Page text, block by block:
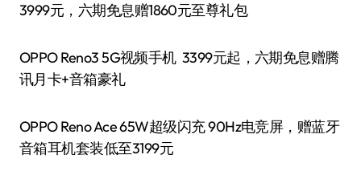
3999元，六期免息赠1860元至尊礼包
OPPO Reno3 5G视频手机 3399元起，六期免息赠腾
讯月卡+音箱豪礼
OPPO Reno Ace 65W超级闪充 90Hz电竞屏，赠蓝牙
音箱耳机套装低至3199元